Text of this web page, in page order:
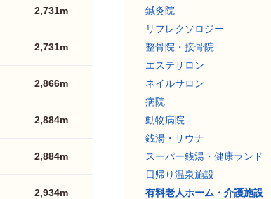
2,731m
2,731m
2,866m
2,884m
2,884m
2,934m
鍼灸院
リフレクソロジー
整骨院・接骨院
エステサロン
ネイルサロン
病院
動物病院
銭湯・サウナ
スーパー銭湯・健康ランド
日帰り温泉施設
有料老人ホーム・介護施設